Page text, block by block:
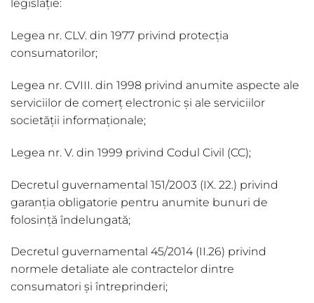
legislație:
Legea nr. CLV. din 1977 privind protecția
consumatorilor;
Legea nr. CVIII. din 1998 privind anumite aspecte ale
serviciilor de comerț electronic și ale serviciilor
societății informaționale;
Legea nr. V. din 1999 privind Codul Civil (CC);
Decretul guvernamental 151/2003 (IX. 22.) privind
garanția obligatorie pentru anumite bunuri de
folosință îndelungată;
Decretul guvernamental 45/2014 (II.26) privind
normele detaliate ale contractelor dintre
consumatori și întreprinderi;